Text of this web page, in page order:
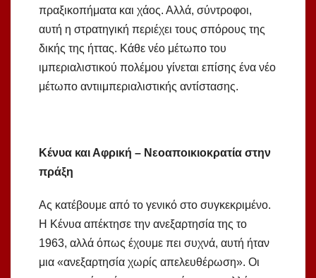
πραξικοπήματα και χάος. Αλλά, σύντροφοι,
αυτή η στρατηγική περιέχει τους σπόρους της
δικής της ήττας. Κάθε νέο μέτωπο του
ιμπεριαλιστικού πολέμου γίνεται επίσης ένα νέο
μέτωπο αντιιμπεριαλιστικής αντίστασης.
Κένυα και Αφρική – Νεοαποικιοκρατία στην
πράξη
Ας κατέβουμε από το γενικό στο συγκεκριμένο.
Η Κένυα απέκτησε την ανεξαρτησία της το
1963, αλλά όπως έχουμε πει συχνά, αυτή ήταν
μια «ανεξαρτησία χωρίς απελευθέρωση». Οι